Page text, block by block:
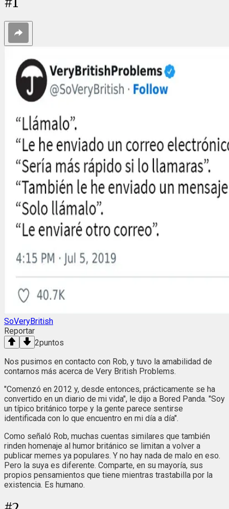
SoVeryBritish
Reportar
2puntos
Nos pusimos en contacto con Rob, y tuvo la amabilidad de
contarnos más acerca de Very British Problems.
"Comenzó en 2012 y, desde entonces, prácticamente se ha
convertido en un diario de mi vida", le dijo a Bored Panda. "Soy
un típico británico torpe y la gente parece sentirse
identificada con lo que encuentro en mi día a día".
Como señaló Rob, muchas cuentas similares que también
rinden homenaje al humor británico se limitan a volver a
publicar memes ya populares. Y no hay nada de malo en eso.
Pero la suya es diferente. Comparte, en su mayoría, sus
propios pensamientos que tiene mientras trastabilla por la
existencia. Es humano.